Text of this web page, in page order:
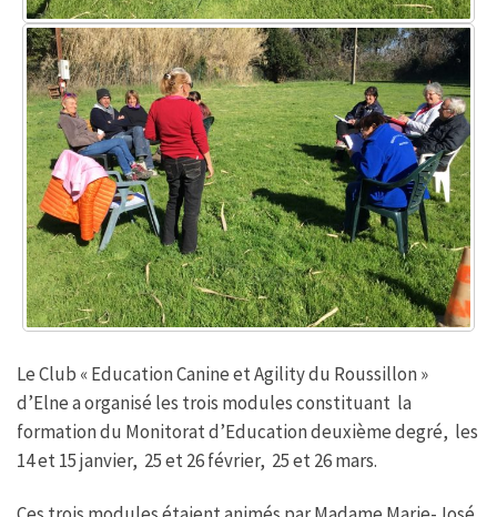
Le Club « Education Canine et Agility du Roussillon »
d’Elne a organisé les trois modules constituant la
formation du Monitorat d’Education deuxième degré, les
14 et 15 janvier, 25 et 26 février, 25 et 26 mars.